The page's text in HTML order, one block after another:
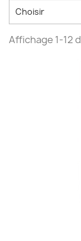
Choisir
Affichage 1-12